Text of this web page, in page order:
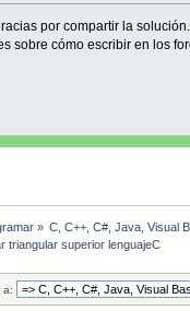
{
for(i=1;i<=f;i++)
{
por compartir la
sobre cómo escribir en los
» C, C++, C#, Java, Visual
triangular superior lenguajeC
a: